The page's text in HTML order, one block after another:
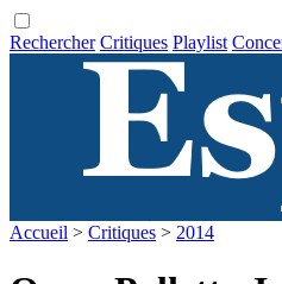
Rechercher Critiques Playlist
Accueil > Critiques > 2014